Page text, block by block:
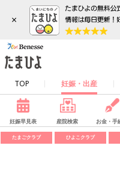
×
TOP 妊娠・出産
妊娠早見表 産院検索 お金・手
たまごクラブ ひよこクラブ